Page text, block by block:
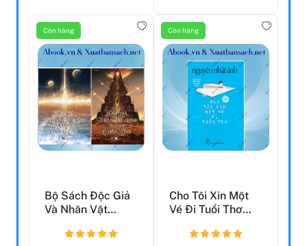
Còn hàng
Bộ Sách Độc Giả
Và Nhân Vật
Chân...
Còn hàng
Cho Tôi Xin Một
Vé Đi Tuổi Thơ